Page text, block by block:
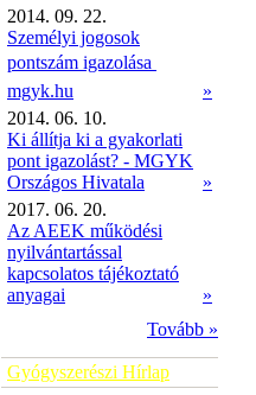
2014. 09. 22.
Személyi jogosok
pontszám igazolása 
mgyk.hu
»
2014. 06. 10.
Ki állítja ki a gyakorlati
pont igazolást? - MGYK
Országos Hivatala
»
2017. 06. 20.
Az AEEK működési
nyilvántartással
kapcsolatos tájékoztató
anyagai
»
Tovább »
Gyógyszerészi Hírlap